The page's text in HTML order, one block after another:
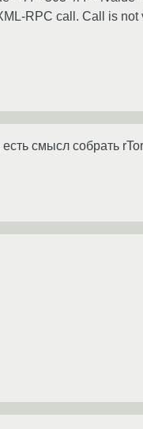
RPC call. Call is
смысл собрать